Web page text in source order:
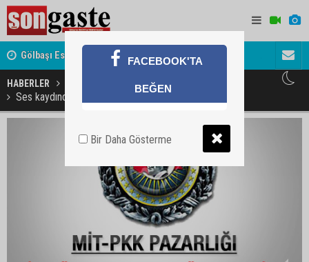
Gölbaşı Esnafının Sesi Ankara Kalkınma Ajansı'nda Avukat
akını
HABERLER
Ses kaydında MİT Müsteşarı Sayın Öcalan diyor
FACEBOOK'TA
BEĞEN
Bir Daha Gösterme